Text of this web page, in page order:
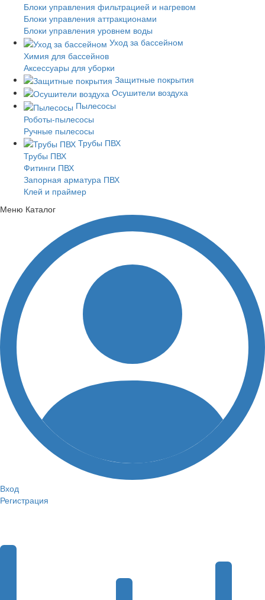
Блоки управления фильтрацией и нагревом
Блоки управления аттракционами
Блоки управления уровнем воды
Уход за бассейном
Химия для бассейнов
Аксессуары для уборки
Защитные покрытия
Осушители воздуха
Пылесосы
Роботы-пылесосы
Ручные пылесосы
Трубы ПВХ
Трубы ПВХ
Фитинги ПВХ
Запорная арматура ПВХ
Клей и праймер
Меню Каталог
Вход
Регистрация